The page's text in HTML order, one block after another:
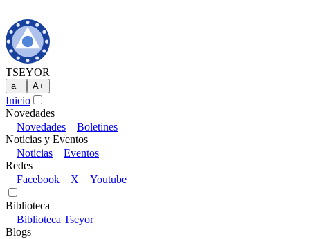
TSEYOR
a− A+
Inicio
Novedades
Novedades
Boletines
Noticias y Eventos
Noticias
Eventos
Redes
Facebook
X Youtube
Biblioteca
Biblioteca Tseyor
Blogs